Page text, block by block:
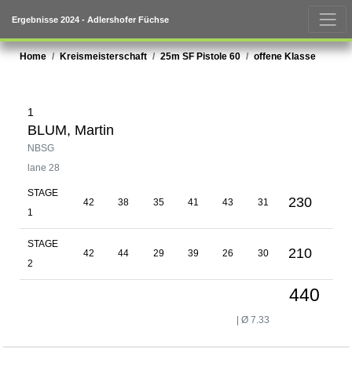
Ergebnisse 2024 - Adlershofer Füchse
Home Kreismeisterschaft 25m SF Pistole 60 offene Klasse
1
BLUM, Martin
NBSG
lane 28
STAGE
1
42 38 35 41 43 31 230
STAGE
2
42 44 29 39 26 30 210
440
| Ø 7.33